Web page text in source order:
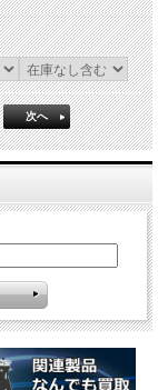
次へ